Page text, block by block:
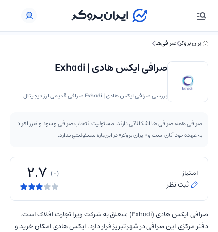
ایران بروکر صرافی‌ها
صرافی ایکس هادی | Exhadi
بررسی صرافی ایکس هادی | Exhadi صرافی قدیمی ارز دیجیتال
صرافی همه صرافی ها اشکالاتی دارند. مسئولیت انتخاب صرافی و سود و ضرر افراد
به عهده خود آنان است و «ایران بروکر» در این‌باره مسئولیتی ندارد.
امتیاز
ثبت نظر
( 0 )
2.7
صرافی ایکس هادی (Exhadi) متعلق به شرکت ویرا تجارت افلاک است.
دفتر مرکزی این صرافی در شهر تبریز قرار دارد. ایکس هادی امکان خرید و